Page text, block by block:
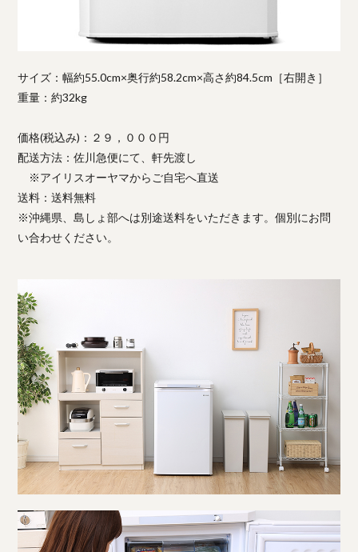
サイズ：幅約55.0cm×奥行約58.2cm×高さ約84.5cm［右開き］
重量：約32kg
価格(税込み)：２９，０００円
配送方法：佐川急便にて、軒先渡し
※アイリスオーヤマからご自宅へ直送
送料：送料無料
※沖縄県、島しょ部へは別途送料をいただきます。個別にお問
い合わせください。